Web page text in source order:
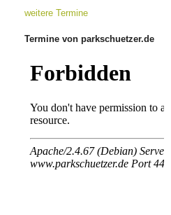
weitere Termine
Termine von parkschuetzer.de